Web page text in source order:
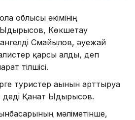
облысы әкімінің
Көкшетау
Смайылов, әуежай
қарсы алды, деп
тілшісі.
туристер ағынын арттыруға
деді Қанат Ыдырысов.
мәліметінше,